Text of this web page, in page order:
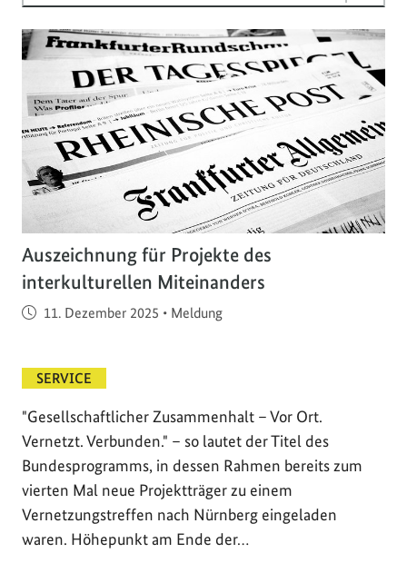
Auszeichnung für Projekte des
interkulturellen Miteinanders
Veröffentlicht am
11. Dezember 2025 • Meldung
SERVICE
"Gesellschaftlicher Zusammenhalt – Vor Ort.
Vernetzt. Verbunden." – so lautet der Titel des
Bundesprogramms, in dessen Rahmen bereits zum
vierten Mal neue Projektträger zu einem
Vernetzungstreffen nach Nürnberg eingeladen
waren. Höhepunkt am Ende der…